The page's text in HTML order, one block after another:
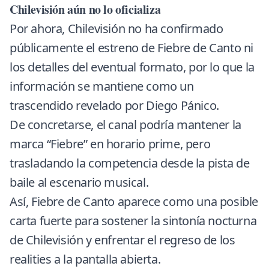
Chilevisión aún no lo oficializa
Por ahora, Chilevisión no ha confirmado
públicamente el estreno de Fiebre de Canto ni
los detalles del eventual formato, por lo que la
información se mantiene como un
trascendido revelado por Diego Pánico.
De concretarse, el canal podría mantener la
marca “Fiebre” en horario prime, pero
trasladando la competencia desde la pista de
baile al escenario musical.
Así, Fiebre de Canto aparece como una posible
carta fuerte para sostener la sintonía nocturna
de Chilevisión y enfrentar el regreso de los
realities a la pantalla abierta.